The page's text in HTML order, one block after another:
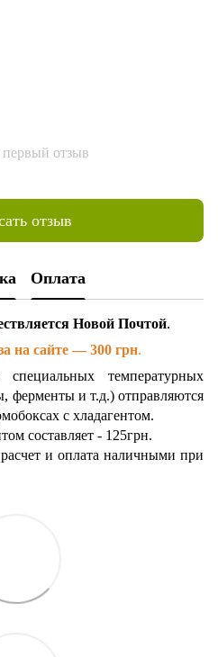
первый отзыв
отзыв
Оплата
Новой Почтой.
на сайте — 300 грн.
температурных
ферменты и т.д.) отправляются
с хладагентом.
составляет - 125грн.
и оплата наличными при